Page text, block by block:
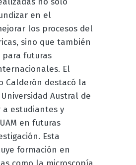
en el
los procesos del
sino que también
futuras
El
Calderón destacó la
Austral de
a estudiantes y
en futuras
Esta
formación en